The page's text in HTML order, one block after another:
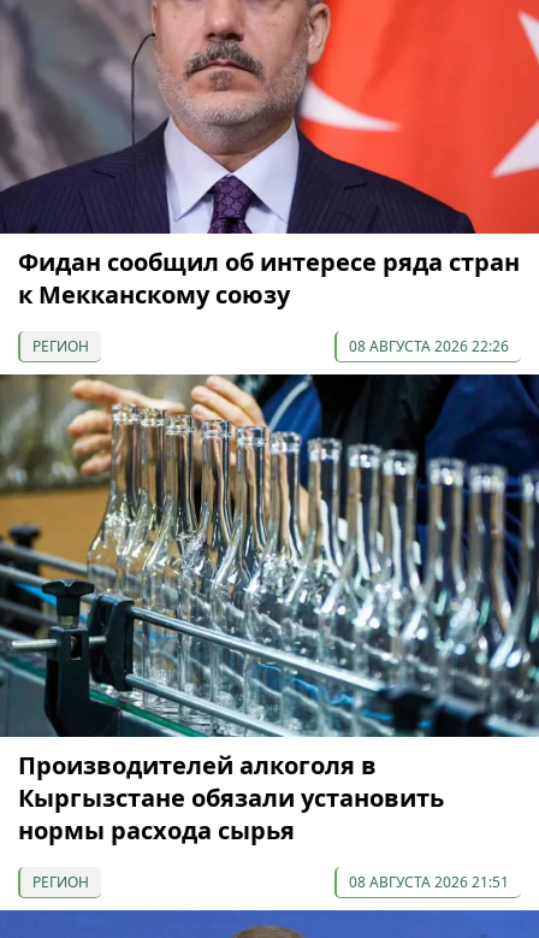
Фидан сообщил об интересе ряда стран
к Мекканскому союзу
РЕГИОН 08 АВГУСТА 2026 22:26
Производителей алкоголя в
Кыргызстане обязали установить
нормы расхода сырья
РЕГИОН 08 АВГУСТА 2026 21:51